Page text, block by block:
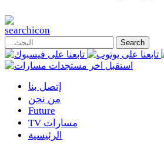
إتصل بنا
من نحن
Future
TV مسارات
الرئيسية